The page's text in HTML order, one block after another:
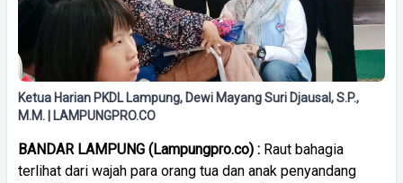
Ketua Harian PKDL Lampung, Dewi Mayang Suri Djausal, S.P.,
M.M. | LAMPUNGPRO.CO
BANDAR LAMPUNG (Lampungpro.co) : Raut bahagia
terlihat dari wajah para orang tua dan anak penyandang